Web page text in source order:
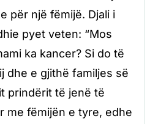
për një fëmijë. Djali i
pyet veten: “Mos
ka kancer? Si do të
dhe e gjithë familjes së
prindërit të jenë të
me fëmijën e tyre, edhe